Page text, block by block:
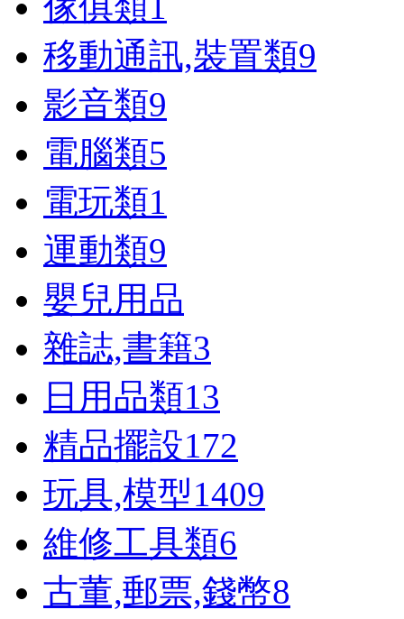
移動通訊,裝置類9
影音類9
電腦類5
電玩類1
運動類9
嬰兒用品
雜誌,書籍3
日用品類13
精品擺設172
玩具,模型1409
維修工具類6
古董,郵票,錢幣8